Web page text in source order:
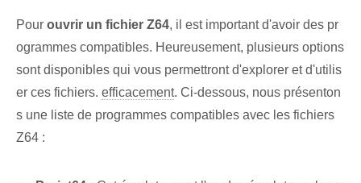
Pour ouvrir un fichier Z64, il est important d'avoir des pr
ogrammes compatibles. Heureusement, plusieurs options
sont disponibles qui vous permettront d'explorer et d'utilis
er ces fichiers. efficacement. Ci-dessous,‌ nous présenton
s une liste de⁣ programmes ⁣compatibles⁤ avec les fichiers ⁤
Z64 :